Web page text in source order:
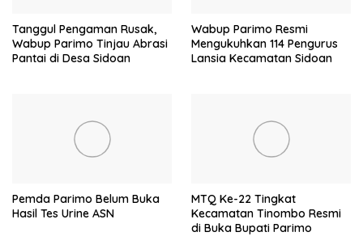
Tanggul Pengaman Rusak,
Wabup Parimo Tinjau Abrasi
Pantai di Desa Sidoan
Wabup Parimo Resmi
Mengukuhkan 114 Pengurus
Lansia Kecamatan Sidoan
Pemda Parimo Belum Buka
Hasil Tes Urine ASN
MTQ Ke-22 Tingkat
Kecamatan Tinombo Resmi
di Buka Bupati Parimo